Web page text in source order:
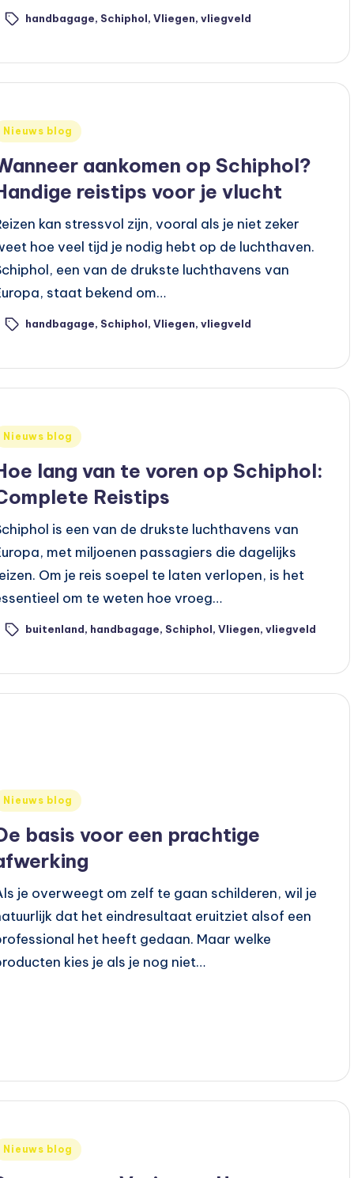
handbagage, Schiphol, Vliegen, vliegveld
Nieuws blog
aankomen op Schiphol?
reistips voor je vlucht
kan stressvol zijn, vooral als je niet zeker
hoe veel tijd je nodig hebt op de luchthaven.
een van de drukste luchthavens van
staat bekend om…
handbagage, Schiphol, Vliegen, vliegveld
Nieuws blog
lang van te voren op Schiphol:
Reistips
is een van de drukste luchthavens van
met miljoenen passagiers die dagelijks
Om je reis soepel te laten verlopen, is het
om te weten hoe vroeg…
buitenland, handbagage, Schiphol, Vliegen, vliegveld
Nieuws blog
basis voor een prachtige
je overweegt om zelf te gaan schilderen, wil je
dat het eindresultaat eruitziet alsof een
het heeft gedaan. Maar welke
kies je als je nog niet…
Nieuws blog